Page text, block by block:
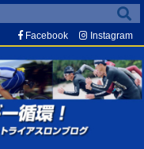
Facebook Instagram